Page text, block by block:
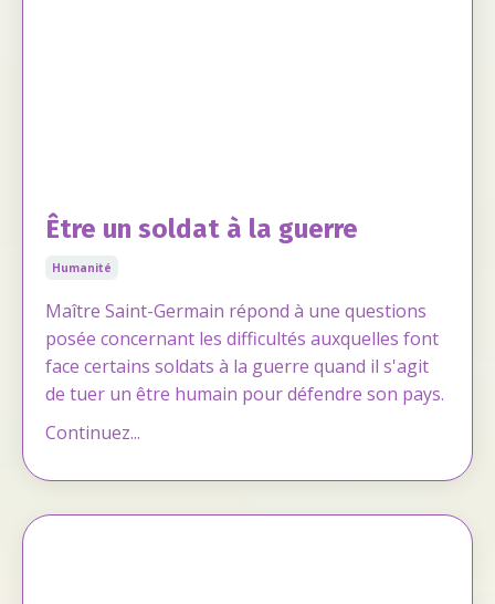
Être un soldat à la guerre
Humanité
Maître Saint-Germain répond à une questions
posée concernant les difficultés auxquelles font
face certains soldats à la guerre quand il s'agit
de tuer un être humain pour défendre son pays.
Continuez...